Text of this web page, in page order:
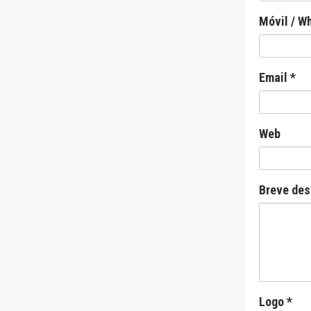
Móvil /
Email *
Web
Breve
Logo *